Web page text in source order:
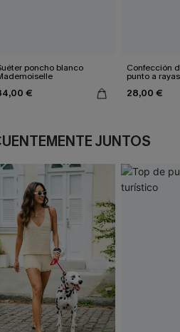
poncho blanco
€
Confección
punto a
28,00 €
JUNTOS